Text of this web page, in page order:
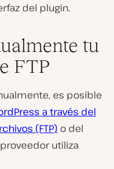
del plugin.
tu
FTP
es posible
a través del
(FTP) o del
utiliza